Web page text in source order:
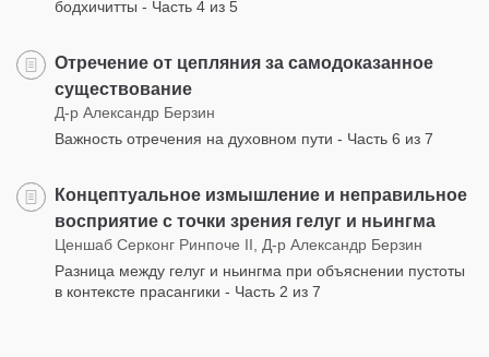
бодхичитты - Часть 4 из 5
Отречение от цепляния за самодоказанное
существование
Д-р Александр Берзин
Важность отречения на духовном пути - Часть 6 из 7
Концептуальное измышление и неправильное
восприятие с точки зрения гелуг и ньингма
Ценшаб Серконг Ринпоче II, Д-р Александр Берзин
Разница между гелуг и ньингма при объяснении пустоты
в контексте прасангики - Часть 2 из 7